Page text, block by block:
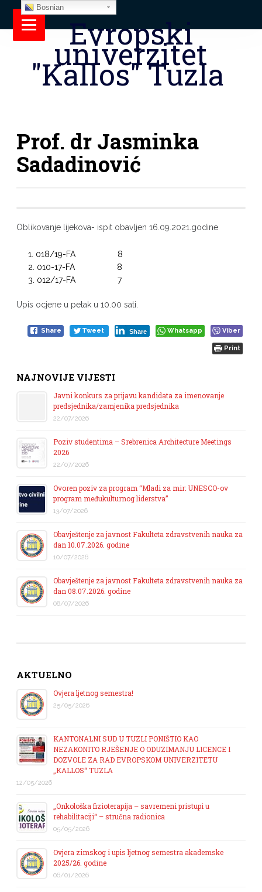
Evropski
univerzitet
"Kallos" Tuzla
Prof. dr Jasminka
Sadadinović
Oblikovanje lijekova- ispit obavljen 16.09.2021.godine
018/19-FA 8
010-17-FA 8
012/17-FA 7
Upis ocjene u petak u 10.00 sati.
Share Tweet Share Whatsapp Viber
Print
NAJNOVIJE VIJESTI
Javni konkurs za prijavu kandidata za imenovanje
predsjednika/zamjenika predsjednika
22/07/2026
Poziv studentima – Srebrenica Architecture Meetings
2026
22/07/2026
Ovoren poziv za program “Mladi za mir: UNESCO-ov
program međukulturnog liderstva”
13/07/2026
Obavještenje za javnost Fakulteta zdravstvenih nauka za
dan 10.07.2026. godine
10/07/2026
Obavještenje za javnost Fakulteta zdravstvenih nauka za
dan 08.07.2026. godine
08/07/2026
AKTUELNO
Ovjera ljetnog semestra!
25/05/2026
KANTONALNI SUD U TUZLI PONIŠTIO KAO
NEZAKONITO RJEŠENJE O ODUZIMANJU LICENCE I
DOZVOLE ZA RAD EVROPSKOM UNIVERZITETU
„KALLOS“ TUZLA
12/05/2026
„Onkološka fizioterapija – savremeni pristupi u
rehabilitaciji“ – stručna radionica
05/05/2026
Ovjera zimskog i upis ljetnog semestra akademske
2025/26. godine
06/01/2026
Bosnian